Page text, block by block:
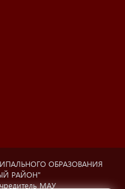
ОБРАЗОВАНИЯ
РАЙОН"
МАУ